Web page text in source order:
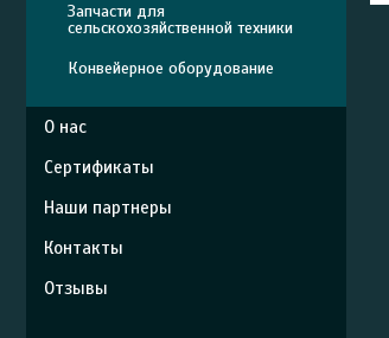
Запчасти для
сельскохозяйственной техники
Конвейерное оборудование
О нас
Сертификаты
Наши партнеры
Контакты
Отзывы